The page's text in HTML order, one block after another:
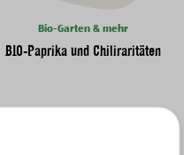
Bio-Garten & mehr
BIO-Paprika und Chiliraritäten